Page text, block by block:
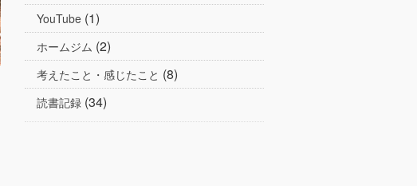
YouTube (1)
ホームジム (2)
考えたこと・感じたこと (8)
読書記録 (34)